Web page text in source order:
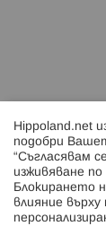
Hippoland.net
подобри
“Съгласявам
изживяване
Блокирането
влияние